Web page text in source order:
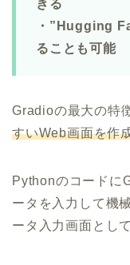
きる
・”Hugging
ることも可能
Gradioの最大の特
すいWeb画面を作
Pythonのコードに
ータを入力して機
ータ入力画面とし